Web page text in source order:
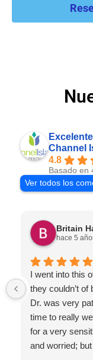
Excelente
Channel
4.8
Basado en
Ver todos los
Britain
hace 5
I went into this
they couldn’t
Dr. was very
time to really
for a very
and worried;